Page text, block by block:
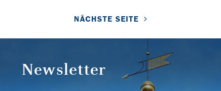
NÄCHSTE SEITE
Newsletter